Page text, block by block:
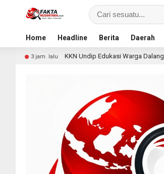
Home Headline Berita Daerah
KKN Undip Edukasi Warga Dalangan tentang